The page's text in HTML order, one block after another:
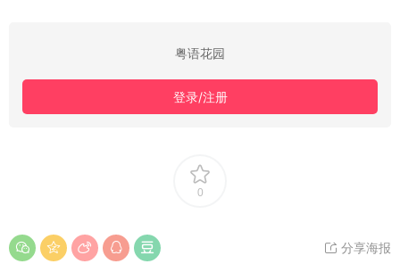
粤语花园
登录/注册
0
分享海报